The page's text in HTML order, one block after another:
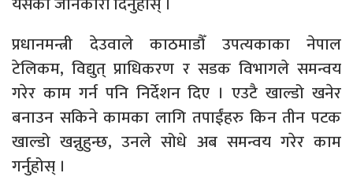
प्रधानमन्त्री देउवाले काठमाडौँ उपत्यकाका नेपाल
टेलिकम, विद्युत् प्राधिकरण र सडक विभागले समन्वय
गरेर काम गर्न पनि निर्देशन दिए । एउटै खाल्डो खनेर
बनाउन सकिने कामका लागि तपाईंहरु किन तीन पटक
खाल्डो खन्नुहुन्छ, उनले सोधे अब समन्वय गरेर काम
गर्नुहोस् ।